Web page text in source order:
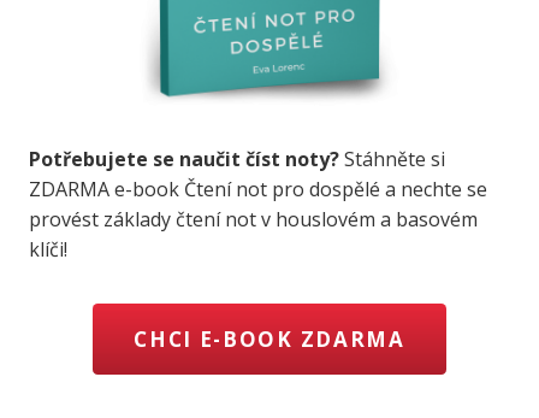
Potřebujete se naučit číst noty?Stáhněte si
ZDARMA e-book Čtení not pro dospělé a nechte se
provést základy čtení not v houslovém a basovém
klíči!
CHCI E-BOOK ZDARMA